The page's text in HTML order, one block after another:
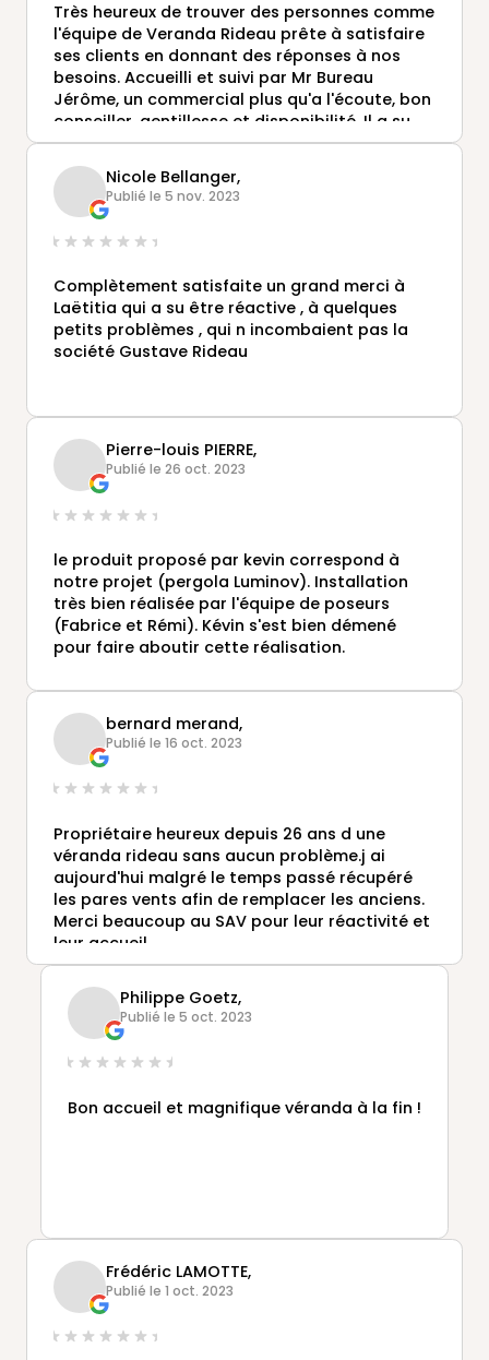
Très heureux de trouver des personnes comme
l'équipe de Veranda Rideau prête à satisfaire
ses clients en donnant des réponses à nos
besoins. Accueilli et suivi par Mr Bureau
Jérôme, un commercial plus qu'a l'écoute, bon
conseiller, gentillesse et disponibilité. Il a su
mener à bien notre projet.
Cependant les différents services de
l'Entreprise ont tous fait preuve également
d'un vrai partenariat professionnel. Une
équipe de pose EXTRA complémentaire et très
bon conseillers sur tous points.
L’étancheur également, jovial, souriant et
compétent sans oublier le mettreur.
Merci beaucoup d'avoir fait de notre projet
une réalité qui nous comble.
Les vérandas RIDEAU sont à recommander, ce
Nicole Bellanger,
Publié le 5 nov. 2023
Complètement satisfaite un grand merci à
Laëtitia qui a su être réactive , à quelques
petits problèmes , qui n incombaient pas la
société Gustave Rideau
Pierre-louis PIERRE,
Publié le 26 oct. 2023
le produit proposé par kevin correspond à
notre projet (pergola Luminov). Installation
très bien réalisée par l'équipe de poseurs
(Fabrice et Rémi). Kévin s'est bien démené
pour faire aboutir cette réalisation.
bernard merand,
Publié le 16 oct. 2023
Propriétaire heureux depuis 26 ans d une
véranda rideau sans aucun problème.j ai
aujourd'hui malgré le temps passé récupéré
les pares vents afin de remplacer les anciens.
Merci beaucoup au SAV pour leur réactivité et
leur accueil.
Philippe Goetz,
Publié le 5 oct. 2023
Bon accueil et magnifique véranda à la fin !
Frédéric LAMOTTE,
Publié le 1 oct. 2023